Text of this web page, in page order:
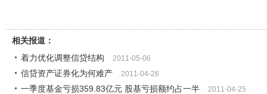
相关报道：
着力优化调整信贷结构
2011-05-06
信贷资产证券化为何难产 2011-04-26
一季度基金亏损359.83亿元 股基亏损额约占一半 2011-04-25